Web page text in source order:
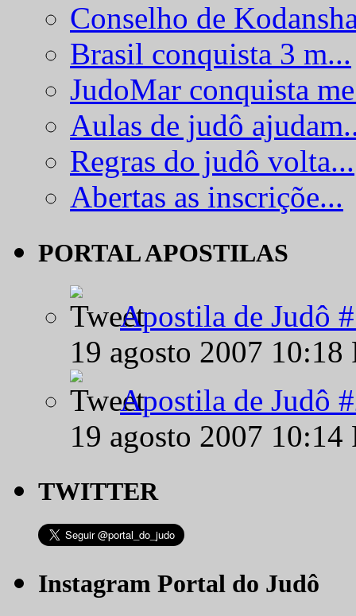
Conselho de
Brasil conquista 3 m...
JudoMar conquista
Aulas de judô
Regras do judô volta...
Abertas as inscriçõe...
PORTAL APOSTILAS
Apostila de Judô
19 agosto 2007
Apostila de Judô
19 agosto 2007
TWITTER
Instagram Portal do Judô